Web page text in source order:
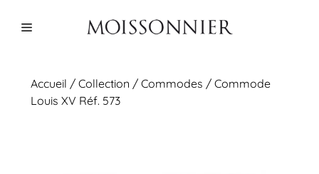
Menu
Accueil /Collection /Commodes / Commode
Louis XV Réf. 573